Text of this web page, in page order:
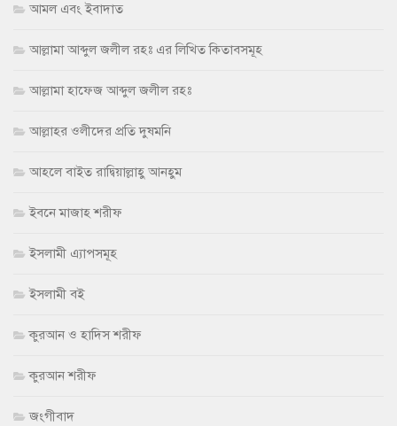
আমল এবং ইবাদাত
আল্লামা আব্দুল জলীল রহঃ এর লিখিত কিতাবসমূহ
আল্লামা হাফেজ আব্দুল জলীল রহঃ
আল্লাহর ওলীদের প্রতি দুষমনি
আহলে বাইত রাদ্বিয়াল্লাহু আনহুম
ইবনে মাজাহ শরীফ
ইসলামী এ্যাপসমূহ
ইসলামী বই
কুরআন ও হাদিস শরীফ
কুরআন শরীফ
জংগীবাদ